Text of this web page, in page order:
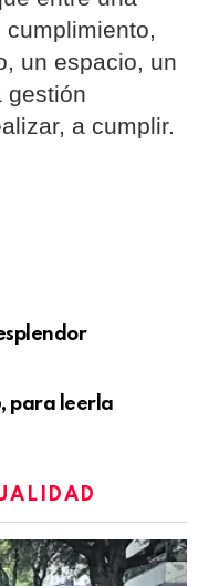
un espacio, un
gestión
a cumplir.
para leerla